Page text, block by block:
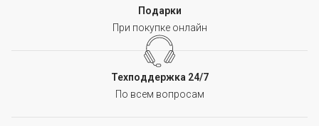
Подарки
При покупке онлайн
Техподдержка 24/7
По всем вопросам